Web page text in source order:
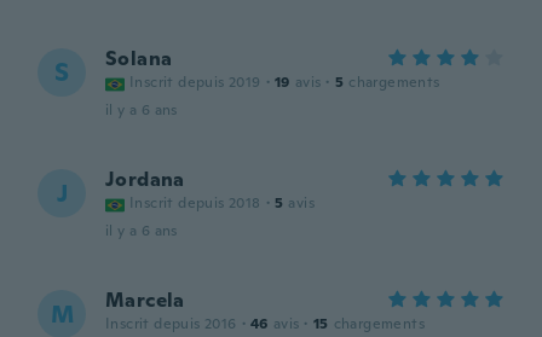
S Solana
Inscrit depuis 2019 · 19 avis · 5 chargements
il y a 6 ans
J Jordana
Inscrit depuis 2018 · 5 avis
il y a 6 ans
M Marcela
Inscrit depuis 2016 · 46 avis · 15 chargements